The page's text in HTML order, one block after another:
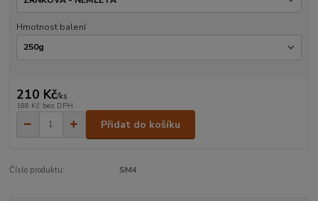
Hmotnost balení
210 Kč/ks
188 Kč bez DPH
Přidat do košíku
Číslo produktu: SM4